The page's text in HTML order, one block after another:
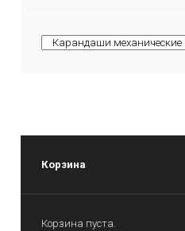
Корзина
Корзина пуста.